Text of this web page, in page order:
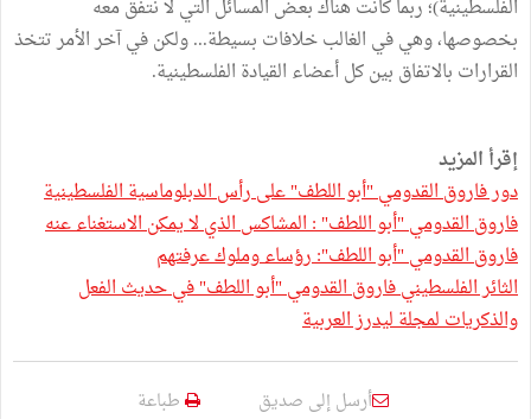
الفلسطينية)؛ربماكانت هناكبعـض المسائل التي لانتفقمعه
بخصوصها،وهيفي الغالبخلافات بسيطة...ولكنفيآخرالأمرتتخذ
القرارات بالاتفاق بينكلأعضاء القيادة الفلسطينية.
إقرأ المزيد
دور فاروق القدومي "أبو اللطف" على رأس الدبلوماسية الفلسطينية
فاروق القدومي "أبو اللطف" : المشاكس الذي لا يمكن الاستغناء عنه
فاروق القدومي "أبو اللطف": رؤساء وملوك عرفتهم
‬والذكريات لمجلة ليدرز العربية
أرسل إلى صديق طباعة